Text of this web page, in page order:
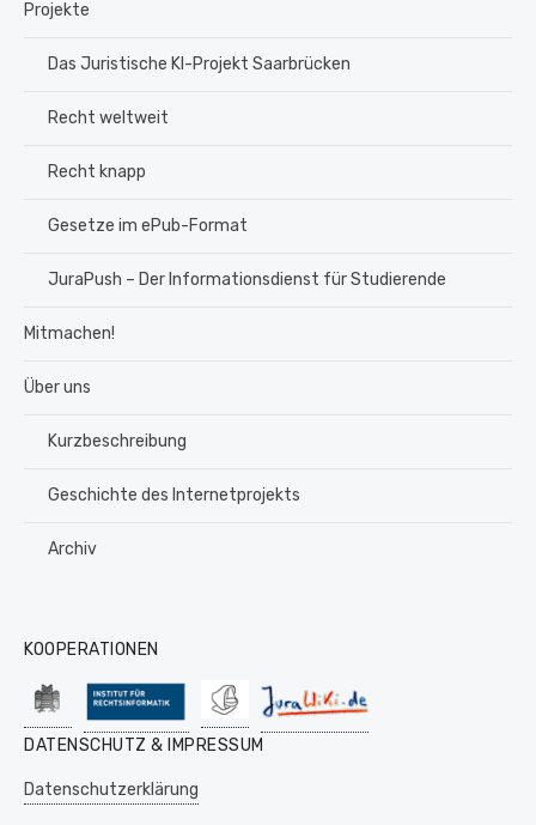
Projekte
Das Juristische KI-Projekt Saarbrücken
Recht weltweit
Recht knapp
Gesetze im ePub-Format
JuraPush – Der Informationsdienst für Studierende
Mitmachen!
Über uns
Kurzbeschreibung
Geschichte des Internetprojekts
Archiv
KOOPERATIONEN
DATENSCHUTZ & IMPRESSUM
Datenschutzerklärung